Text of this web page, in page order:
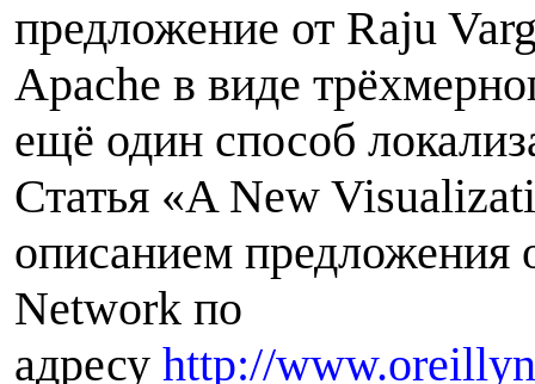
предложение от Raju
Apache в виде
ещё один способ
Статья «A New
описанием предложения
Network по
адресу http://